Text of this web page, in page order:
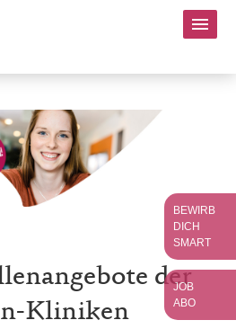
der
Kliniken
BEWIRB
DICH
SMART
JOB
ABO